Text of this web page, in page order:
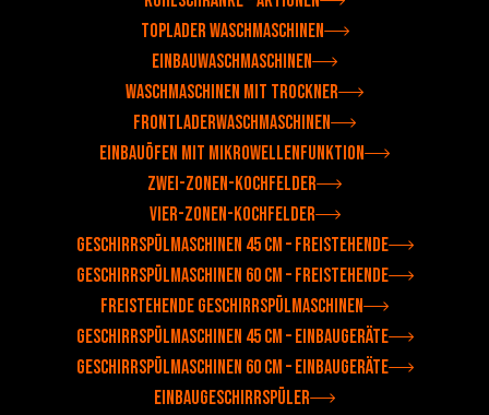
Toplader Waschmaschinen
Einbauwaschmaschinen
Waschmaschinen mit Trockner
Frontladerwaschmaschinen
Einbauöfen mit Mikrowellenfunktion
Zwei-Zonen-Kochfelder
Vier-Zonen-Kochfelder
Geschirrspülmaschinen 45 cm – Freistehende
Geschirrspülmaschinen 60 cm – Freistehende
Freistehende Geschirrspülmaschinen
Geschirrspülmaschinen 45 cm – Einbaugeräte
Geschirrspülmaschinen 60 cm – Einbaugeräte
Einbaugeschirrspüler